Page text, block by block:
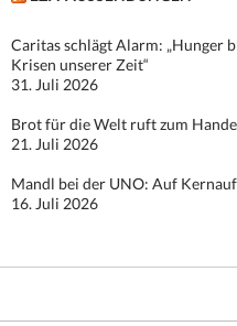
Caritas schlägt Alarm: „Hunger
Krisen unserer Zeit“
31. Juli 2026
Brot für die Welt ruft zum
21. Juli 2026
Mandl bei der UNO: Auf
16. Juli 2026